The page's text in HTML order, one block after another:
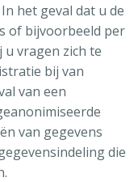
het geval dat u de
of bijvoorbeeld per
vragen zich te
bij van
van een
van gegevens
die